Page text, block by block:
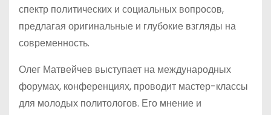
спектр политических и социальных вопросов,
предлагая оригинальные и глубокие взгляды на
современность.
Олег Матвейчев выступает на международных
форумах, конференциях, проводит мастер-классы
для молодых политологов. Его мнение и